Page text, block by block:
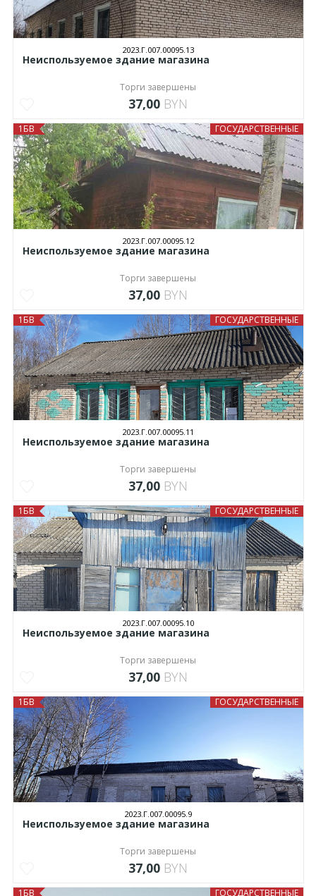
2023.Г.007.00095.13
Неиспользуемое здание магазина
Торги завершены
37,00 BYN
ГОСУДАРСТВЕННЫЕ
1БВ
2023.Г.007.00095.12
Неиспользуемое здание магазина
Торги завершены
37,00 BYN
ГОСУДАРСТВЕННЫЕ
1БВ
2023.Г.007.00095.11
Неиспользуемое здание магазина
Торги завершены
37,00 BYN
ГОСУДАРСТВЕННЫЕ
1БВ
2023.Г.007.00095.10
Неиспользуемое здание магазина
Торги завершены
37,00 BYN
ГОСУДАРСТВЕННЫЕ
1БВ
2023.Г.007.00095.9
Неиспользуемое здание магазина
Торги завершены
37,00 BYN
ГОСУДАРСТВЕННЫЕ
1БВ